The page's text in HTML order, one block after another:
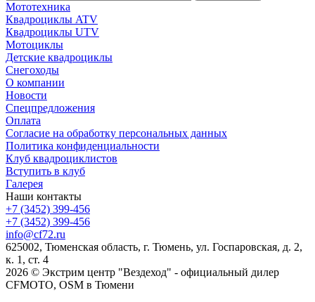
Мототехника
Квадроциклы ATV
Квадроциклы UTV
Мотоциклы
Детские квадроциклы
Снегоходы
О компании
Новости
Спецпредложения
Оплата
Согласие на обработку персональных данных
Политика конфиденциальности
Клуб квадроциклистов
Вступить в клуб
Галерея
Наши контакты
+7 (3452) 399-456
+7 (3452) 399-456
info@cf72.ru
625002, Тюменская область, г. Тюмень, ул. Госпаровская, д. 2,
к. 1, ст. 4
2026 © Экстрим центр "Вездеход" - официальный дилер
CFMOTO, OSM в Тюмени